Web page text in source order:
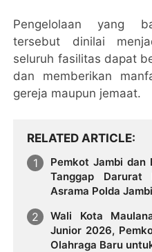
Pengelolaan yang
tersebut dinilai
seluruh fasilitas dapat
dan memberikan
gereja maupun jemaat.
RELATED ARTICLE
Pemkot Jambi dan
Tanggap Darurat
Asrama Polda Jambi
Wali Kota
Junior 2026,
Olahraga Baru